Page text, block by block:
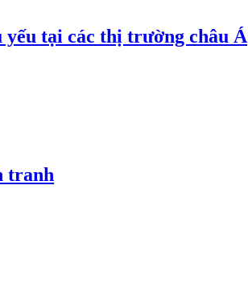
yếu tại các thị trường châu Á
tranh